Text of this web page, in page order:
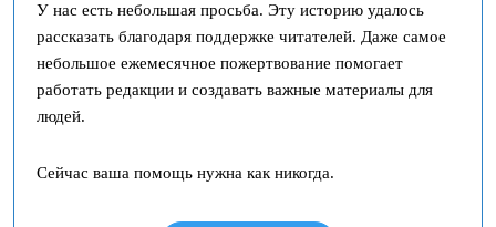
У нас есть небольшая просьба. Эту историю удалось
рассказать благодаря поддержке читателей. Даже самое
небольшое ежемесячное пожертвование помогает
работать редакции и создавать важные материалы для
людей.
Сейчас ваша помощь нужна как никогда.